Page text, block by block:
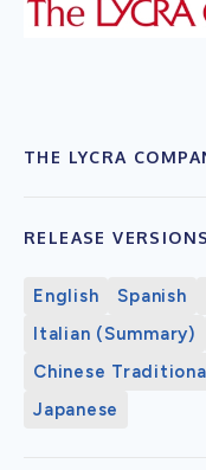
THE LYCRA
RELEASE VERSIONS
English Spanish
Italian (Summary)
Chinese
Japanese